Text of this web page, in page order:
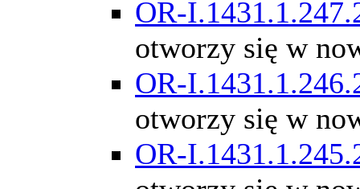
OR-
otworzy się w
OR-
otworzy się w
OR-